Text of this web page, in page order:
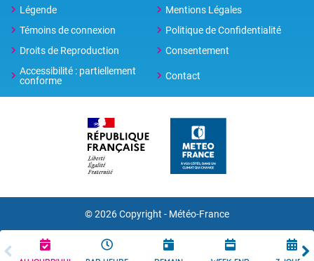
Légende
Mentions Légales
Témoins de connexion
Politique de Confidentialité
Droits de Reproduction
Consentement
Accessibilité : partiellement
conforme
Contact
© 2026 Copyright - Météo-France